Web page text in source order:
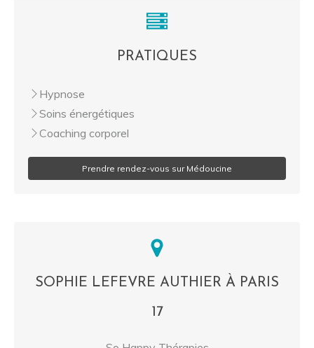
PRATIQUES
Hypnose
Soins énergétiques
Coaching corporel
Prendre rendez-vous sur Médoucine
SOPHIE LEFEVRE AUTHIER À PARIS
17